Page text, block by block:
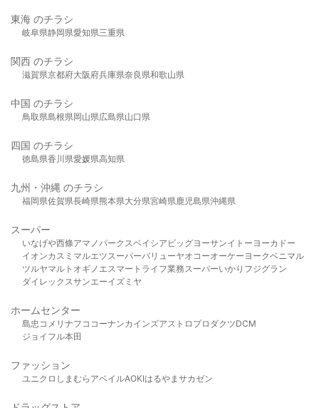
東海 のチラシ
岐阜県静岡県愛知県三重県
関西 のチラシ
滋賀県京都府大阪府兵庫県奈良県和歌山県
中国 のチラシ
鳥取県島根県岡山県広島県山口県
四国 のチラシ
徳島県香川県愛媛県高知県
九州・沖縄 のチラシ
福岡県佐賀県長崎県熊本県大分県宮崎県鹿児島県沖縄県
スーパー
いなげや西條アマノパークスベイシア ビッグヨーサンイトーヨーカドー
イオンカスミ マルエツスーパーバリューヤオコーオーケー ヨークベニマル
ツルヤマルト オギノ エスマート ライフ業務スーパーいかり フジグラン
ダイレックスサンエーイズミヤ
ホームセンター
島忠 コメリ ナフコ コーナンカインズアストロプロダクツDCM
ジョイフル本田
ファッション
ユニクロ しまむら アベイルAOKIはるやま サカゼン